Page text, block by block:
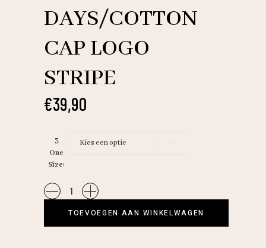
DAYS/COTTON
CAP LOGO
STRIPE
€39,90
3
One
Size
Kies een optie
10
Days/Cotton
logo
TOEVOEGEN AAN WINKELWAGEN